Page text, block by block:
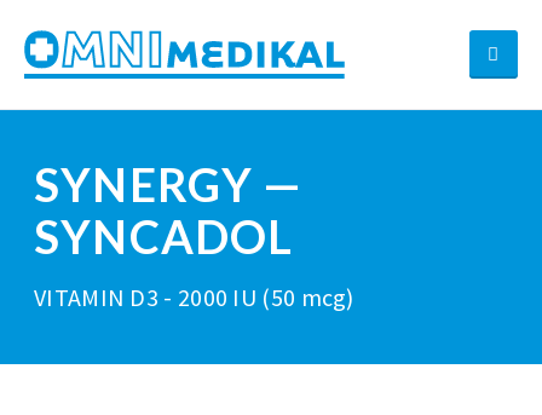
SYNERGY —
SYNCADOL
VITAMIN D3 - 2000 IU (50 mcg)